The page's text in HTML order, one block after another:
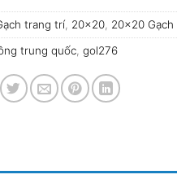
trang trí, 20x20 20x20 Gạch
trung quốc gol276